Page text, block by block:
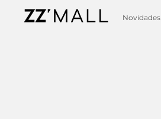
Novidades